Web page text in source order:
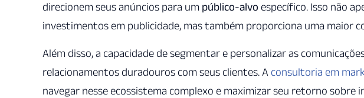
direcionem seus anúncios para um público-alvo específico. Isso não
investimentos em publicidade, mas também proporciona uma maior
Além disso, a capacidade de segmentar e personalizar as
relacionamentos duradouros com seus clientes. A consultoria em
navegar nesse ecossistema complexo e maximizar seu retorno sobre